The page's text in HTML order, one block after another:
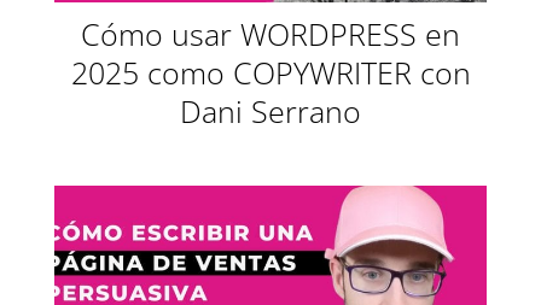
Cómo usar WORDPRESS en
2025 como COPYWRITER con
Dani Serrano